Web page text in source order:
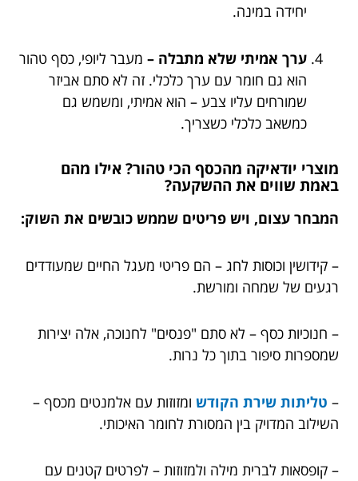
יחידה במינה.
ערך אמיתי שלא מתבלה – מעבר ליופי, כסף טהור
הוא גם חומר עם ערך כלכלי. זה לא סתם אביזר
שמורחים עליו צבע – הוא אמיתי, ומשמש גם
כמשאב כלכלי כשצריך.
מוצרי יודאיקה מהכסף הכי טהור? אילו מהם
באמת שווים את ההשקעה?
המבחר עצום, ויש פריטים שממש כובשים את השוק:
– קידושין וכוסות לחג – הם פריטי מעגל החיים שמעודדים
רגעים של שמחה ומורשת.
– חנוכיות כסף – לא סתם "פנסים" לחנוכה, אלה יצירות
שמספרות סיפור בתוך כל נרות.
– טליתות שירת הקודש ומזוזות עם אלמנטים מכסף –
השילוב המדויק בין המסורת לחומר האיכותי.
– קופסאות לברית מילה ולמזוזות – לפרטים קטנים עם